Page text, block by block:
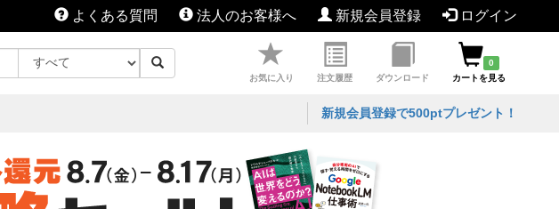
よくある質問 法人のお客様へ 新規会員登録 ログイン
お気に入り 注文履歴 ダウンロード
0
カートを見る
新規会員登録で500ptプレゼント！